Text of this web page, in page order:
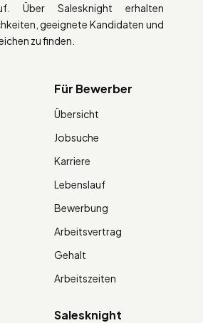
Über Salesknight erhalten
geeignete Kandidaten und
zu finden.
Für Bewerber
Übersicht
Jobsuche
Karriere
Lebenslauf
Bewerbung
Arbeitsvertrag
Gehalt
Arbeitszeiten
Salesknight